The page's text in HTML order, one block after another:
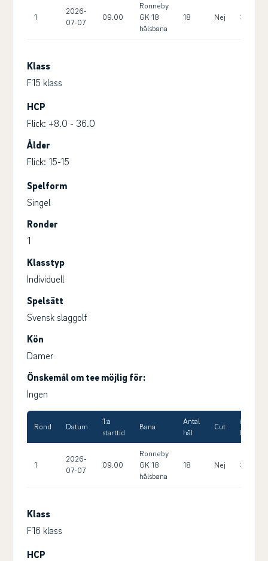
1
2026-
07-07
09.00
Ronneby
GK 18
hålsbana
18 Nej 36.0
Klass
F15 klass
HCP
Flick: +8.0 - 36.0
Ålder
Flick: 15-15
Spelform
Singel
Ronder
1
Klasstyp
Individuell
Spelsätt
Svensk slaggolf
Kön
Damer
Önskemål om tee möjlig för:
Ingen
Rond Datum
1:a
starttid
Bana
Antal
hål
Cut
Max
HCP
1
2026-
07-07
09.00
Ronneby
GK 18
hålsbana
18 Nej 36.0
Klass
F16 klass
HCP